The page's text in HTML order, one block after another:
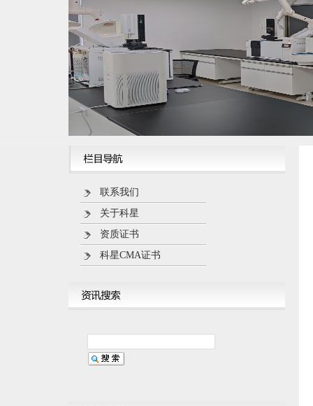
联系我们
关于科星
资质证书
科星CMA证书